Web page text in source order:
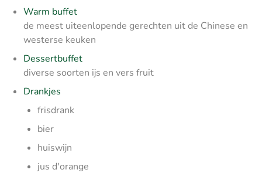
Warm buffet
de meest uiteenlopende gerechten uit de Chinese en
westerse keuken
Dessertbuffet
diverse soorten ijs en vers fruit
Drankjes
frisdrank
bier
huiswijn
jus d'orange